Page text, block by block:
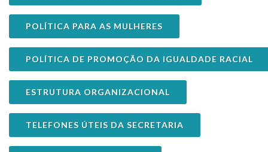
POLÍTICA PARA AS MULHERES
POLÍTICA DE PROMOÇÃO DA IGUALDADE RACIAL
ESTRUTURA ORGANIZACIONAL
TELEFONES ÚTEIS DA SECRETARIA